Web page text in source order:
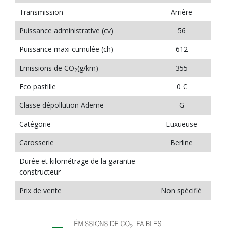
Transmission
Arrière
Puissance administrative (cv)
56
Puissance maxi cumulée (ch)
612
Emissions de CO2(g/km)
355
Eco pastille
0 €
Classe dépollution Ademe
G
Catégorie
Luxueuse
Carosserie
Berline
Durée et kilométrage de la garantie
constructeur
Prix de vente
Non spécifié